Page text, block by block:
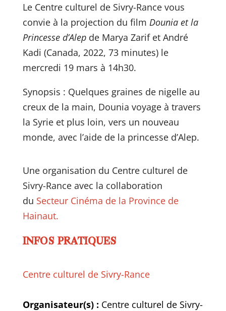
Le Centre culturel de Sivry-Rance vous
convie à la projection du film Dounia et la
Princesse d’Alepde Marya Zarif et André
Kadi (Canada, 2022, 73 minutes) le
mercredi 19 mars à 14h30.
Synopsis : Quelques graines de nigelle au
creux de la main, Dounia voyage à travers
la Syrie et plus loin, vers un nouveau
monde, avec l’aide de la princesse d’Alep.
Une organisation du Centre culturel de
Sivry-Rance avec la collaboration
du Secteur Cinéma de la Province de
Hainaut.
INFOS PRATIQUES
Centre culturel de Sivry-Rance
Organisateur(s) : Centre culturel de Sivry-